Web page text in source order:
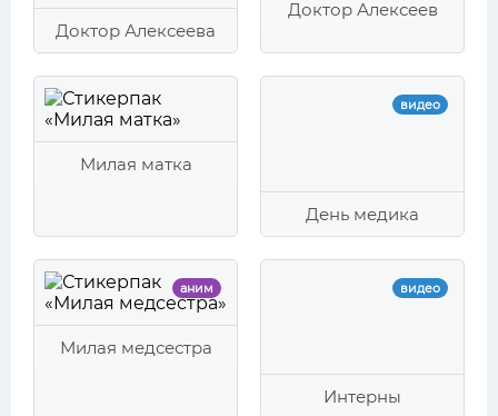
Доктор Алексеева
Доктор Алексеев
Милая матка
видео
День медика
аним
Милая медсестра
видео
Интерны